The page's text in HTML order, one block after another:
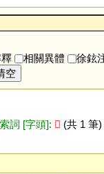
相關異體 徐鉉
空
詞 [字頭]: 𨺟 (共 1 筆)